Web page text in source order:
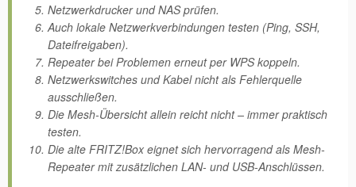
Netzwerkdrucker und NAS prüfen.
Auch lokale Netzwerkverbindungen testen (Ping, SSH,
Dateifreigaben).
Repeater bei Problemen erneut per WPS koppeln.
Netzwerkswitches und Kabel nicht als Fehlerquelle
ausschließen.
Die Mesh-Übersicht allein reicht nicht – immer praktisch
testen.
Die alte FRITZ!Box eignet sich hervorragend als Mesh-
Repeater mit zusätzlichen LAN- und USB-Anschlüssen.